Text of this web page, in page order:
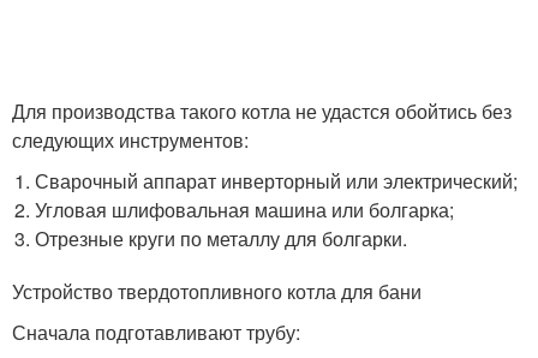
Для производства такого котла не удастся обойтись без
следующих инструментов:
Сварочный аппарат инверторный или электрический;
Угловая шлифовальная машина или болгарка;
Отрезные круги по металлу для болгарки.
Устройство твердотопливного котла для бани
Сначала подготавливают трубу: